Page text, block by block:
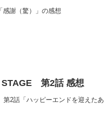
謝（驚）」の感想
STAGE 第2話 感想
2話「ハッピーエンドを迎えた